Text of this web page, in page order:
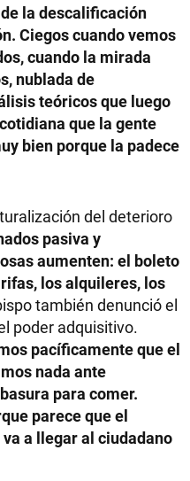
la descalificación
Ciegos cuando vemos
cuando la mirada
nublada de
teóricos que luego
que la gente
bien porque la padece
del deterioro
pasiva y
aumenten: el boleto
los alquileres, los
también denunció el
poder adquisitivo.
pacíficamente que el
nada ante
para comer.
parece que el
a llegar al ciudadano